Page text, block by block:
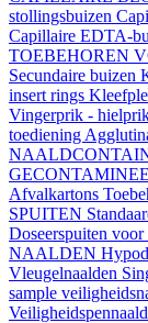
stollingsbuizen
Capillaire EDTA-
TOEBEHOREN
Secundaire buizen
insert rings
Vingerprik -
toediening
Afvalkartons
SPUITEN
Doseerspuiten
NAALDEN
Vleugelnaalden
sample